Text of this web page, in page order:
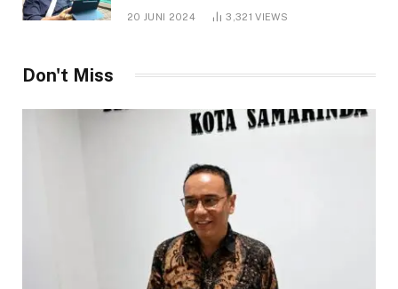
20 JUNI 2024 3,321VIEWS
Don't Miss